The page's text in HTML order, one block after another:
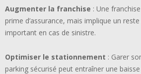
Augmenter la franchise : Une
prime d’assurance, mais implique un
important en cas de sinistre.
Optimiser le stationnement : Garer
parking sécurisé peut entraîner une